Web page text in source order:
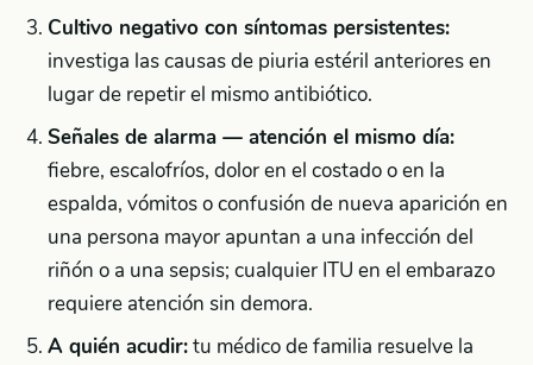
Cultivo negativo con síntomas persistentes:
investiga las causas de piuria estéril anteriores en
lugar de repetir el mismo antibiótico.
Señales de alarma — atención el mismo día:
fiebre, escalofríos, dolor en el costado o en la
espalda, vómitos o confusión de nueva aparición en
una persona mayor apuntan a una infección del
riñón o a una sepsis; cualquier ITU en el embarazo
requiere atención sin demora.
A quién acudir:tu médico de familia resuelve la